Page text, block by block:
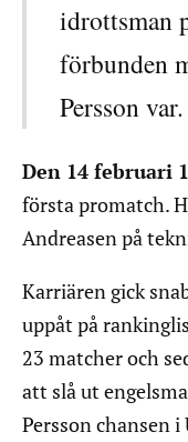
idrottsman
förbunden
Persson var.
Den 14 februari
första promatch.
Andreasen på
Karriären gick
uppåt på
23 matcher och
att slå ut
Persson chansen i